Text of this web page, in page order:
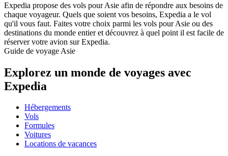
Expedia propose des vols pour Asie afin de répondre aux besoins de
chaque voyageur. Quels que soient vos besoins, Expedia a le vol
qu'il vous faut. Faites votre choix parmi les vols pour Asie ou des
destinations du monde entier et découvrez à quel point il est facile de
réserver votre avion sur Expedia.
Guide de voyage Asie
Explorez un monde de voyages avec
Expedia
Hébergements
Vols
Formules
Voitures
Locations de vacances